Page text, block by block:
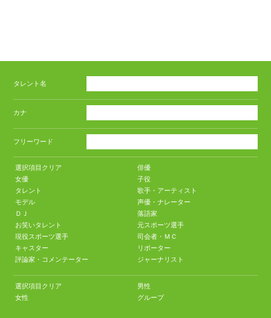
タレント名
カナ
フリーワード
選択項目クリア
俳優
女優
子役
タレント
歌手・アーティスト
モデル
声優・ナレーター
ＤＪ
落語家
お笑いタレント
元スポーツ選手
現役スポーツ選手
司会者・ＭＣ
キャスター
リポーター
評論家・コメンテーター
ジャーナリスト
選択項目クリア
男性
女性
グループ